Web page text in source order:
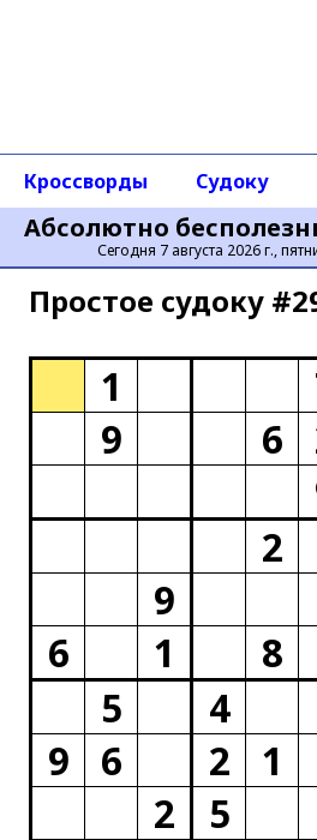
Абсолютно
Сегодня 7 августа 2026 г.,
Кроссворды Судоку
Простое cудоку
1
9
6
2
9
6
1
8
5
4
9
6 2 1
2
5